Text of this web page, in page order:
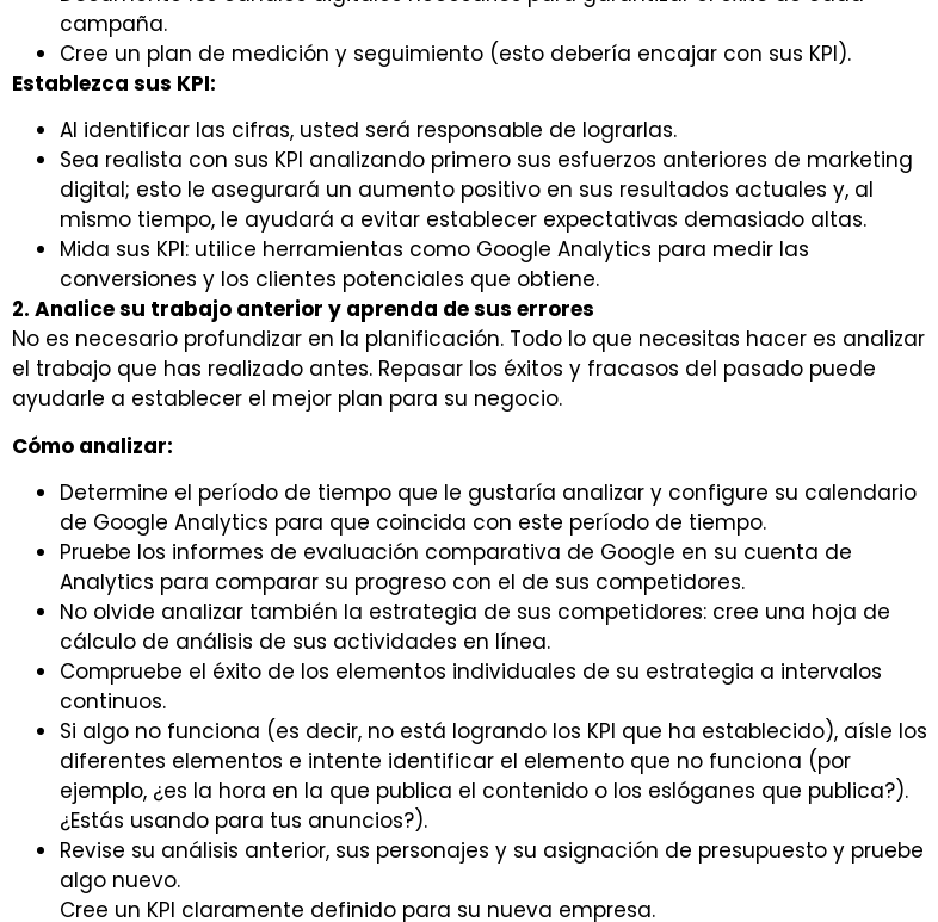
campaña.
Cree un plan de medición y seguimiento (esto debería encajar con sus KPI).
Establezca sus KPI:
Al identificar las cifras, usted será responsable de lograrlas.
Sea realista con sus KPI analizando primero sus esfuerzos anteriores de marketing
digital; esto le asegurará un aumento positivo en sus resultados actuales y, al
mismo tiempo, le ayudará a evitar establecer expectativas demasiado altas.
Mida sus KPI: utilice herramientas como Google Analytics para medir las
conversiones y los clientes potenciales que obtiene.
2. Analice su trabajo anterior y aprenda de sus errores
No es necesario profundizar en la planificación. Todo lo que necesitas hacer es analizar
el trabajo que has realizado antes. Repasar los éxitos y fracasos del pasado puede
ayudarle a establecer el mejor plan para su negocio.
Cómo analizar:
Determine el período de tiempo que le gustaría analizar y configure su calendario
de Google Analytics para que coincida con este período de tiempo.
Pruebe los informes de evaluación comparativa de Google en su cuenta de
Analytics para comparar su progreso con el de sus competidores.
No olvide analizar también la estrategia de sus competidores: cree una hoja de
cálculo de análisis de sus actividades en línea.
Compruebe el éxito de los elementos individuales de su estrategia a intervalos
continuos.
Si algo no funciona (es decir, no está logrando los KPI que ha establecido), aísle los
diferentes elementos e intente identificar el elemento que no funciona (por
ejemplo, ¿es la hora en la que publica el contenido o los eslóganes que publica?).
¿Estás usando para tus anuncios?).
Revise su análisis anterior, sus personajes y su asignación de presupuesto y pruebe
algo nuevo.
Cree un KPI claramente definido para su nueva empresa.